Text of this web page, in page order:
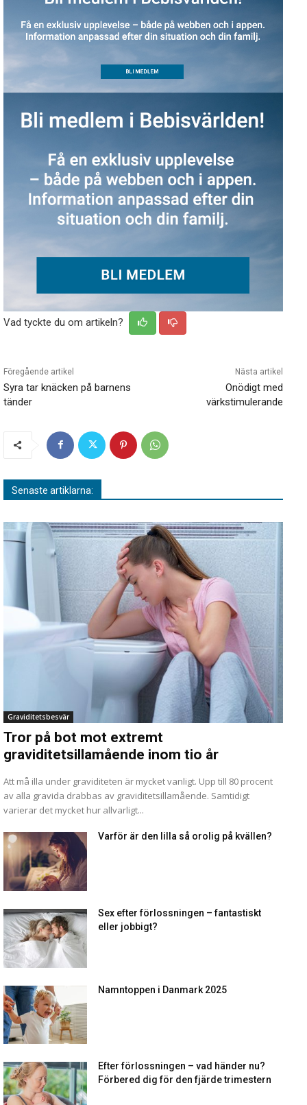
Vad tyckte du om artikeln?
Föregående artikel
Syra tar knäcken på barnens
tänder
Nästa artikel
Onödigt med
värkstimulerande
Senaste artiklarna:
Graviditetsbesvär
Tror på bot mot extremt
graviditetsillamående inom tio år
Att må illa under graviditeten är mycket vanligt. Upp till 80 procent
av alla gravida drabbas av graviditetsillamående. Samtidigt
varierar det mycket hur allvarligt...
Varför är den lilla så orolig på kvällen?
Sex efter förlossningen – fantastiskt
eller jobbigt?
Namntoppen i Danmark 2025
Efter förlossningen – vad händer nu?
Förbered dig för den fjärde trimestern